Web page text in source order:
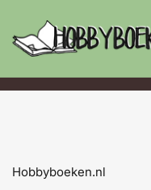
Hobbyboeken.nl